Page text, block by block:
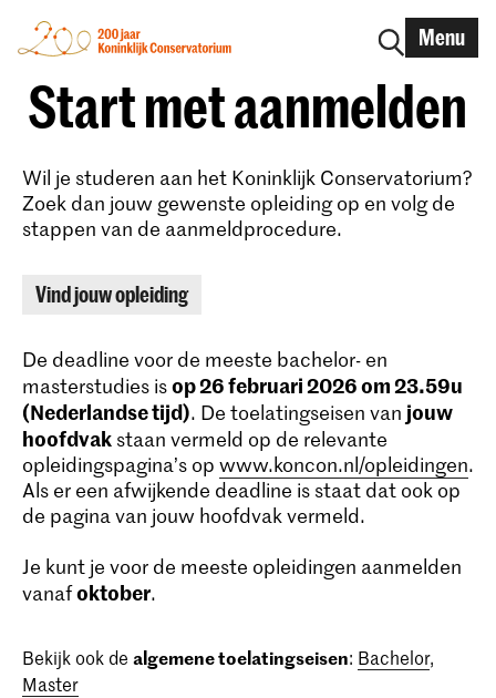
Menu
Start met aanmelden
Wil je studeren aan het Koninklijk Conservatorium?
Zoek dan jouw gewenste opleiding op en volg de
stappen van de aanmeldprocedure.
Vind jouw opleiding
De deadline voor de meeste bachelor- en
masterstudies isop 26 februari 2026 om 23.59u
(Nederlandse tijd). De toelatingseisen van jouw
hoofdvak staan vermeld op de relevante
opleidingspagina’s op www.koncon.nl/opleidingen.
Als er een afwijkende deadline is staat dat ook op
de pagina van jouw hoofdvak vermeld.
Je kunt je voor de meeste opleidingen aanmelden
vanafoktober.
Bekijk ook de algemene toelatingseisen: Bachelor,
Master